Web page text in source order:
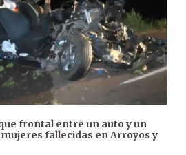
frontal entre un auto y un
fallecidas en Arroyos y